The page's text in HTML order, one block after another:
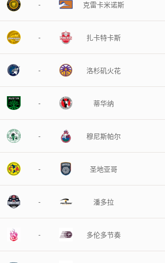
- 克雷卡米诺斯
- 扎卡特卡斯
- 洛杉矶火花
- 蒂华纳
- 穆尼斯帕尔
- 圣地亚哥
- 潘多拉
- 多伦多节奏